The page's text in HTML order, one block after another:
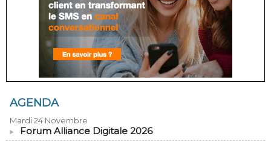
AGENDA
Mardi 24 Novembre
Forum Alliance Digitale 2026